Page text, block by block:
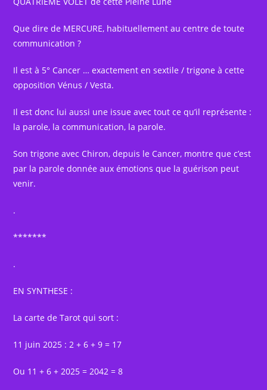
Que dire de MERCURE, habituellement au centre de toute
communication ?
Il est à 5° Cancer … exactement en sextile / trigone à cette
opposition Vénus / Vesta.
Il est donc lui aussi une issue avec tout ce qu’il représente :
la parole, la communication, la parole.
Son trigone avec Chiron, depuis le Cancer, montre que c’est
par la parole donnée aux émotions que la guérison peut
venir.
.
*******
.
EN SYNTHESE :
La carte de Tarot qui sort :
11 juin 2025 : 2 + 6 + 9 = 17
Ou 11 + 6 + 2025 = 2042 = 8